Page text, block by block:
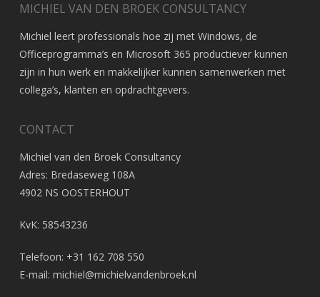
MICHIEL VAN DEN BROEK CONSULTANCY
Michiel leert professionals hoe zij met Windows, de
Officeprogramma’s en Microsoft 365 productiever kunnen
zijn in hun werk en makkelijker kunnen samenwerken met
collega’s, klanten en opdrachtgevers.
CONTACT
Michiel van den Broek Consultancy
Adres: Bredaseweg 108A
4902 NS OOSTERHOUT
KvK: 58543236
Telefoon: +31 162 708 550
E-mail: michiel@michielvandenbroek.nl